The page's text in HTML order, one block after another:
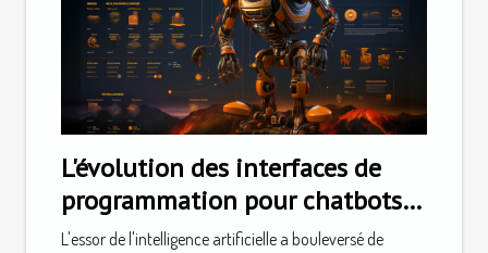
L'évolution des interfaces de
programmation pour chatbots :
vers une démocratisation de
L'essor de l'intelligence artificielle a bouleversé de